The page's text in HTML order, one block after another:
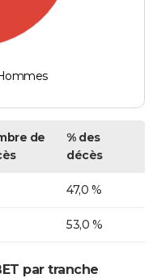
de
% des
décès
47,0 %
53,0 %
par tranche